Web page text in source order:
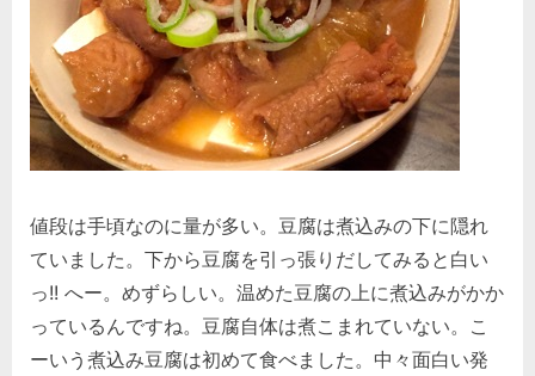
値段は手頃なのに量が多い。豆腐は煮込みの下に隠れ
ていました。下から豆腐を引っ張りだしてみると白い
っ!! へー。めずらしい。温めた豆腐の上に煮込みがかか
っているんですね。豆腐自体は煮こまれていない。こ
ーいう煮込み豆腐は初めて食べました。中々面白い発